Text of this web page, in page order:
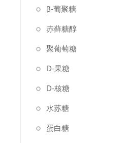
β-葡聚糖
赤藓糖醇
聚葡萄糖
D-果糖
D-核糖
水苏糖
蛋白糖